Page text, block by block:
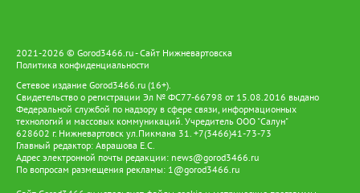
2021-2026 © Gorod3466.ru - Сайт Нижневартовска
Политика конфиденциальности
Сетевое издание Gorod3466.ru (16+).
Свидетельство о регистрации Эл № ФС77-66798 от 15.08.2016 выдано
Федеральной службой по надзору в сфере связи, информационных
технологий и массовых коммуникаций. Учредитель ООО "Салун"
628602 г. Нижневартовск ул.Пикмана 31. +7(3466)41-73-73
Главный редактор: Аврашова Е.С.
Адрес электронной почты редакции: news@gorod3466.ru
По вопросам размещения рекламы: 1@gorod3466.ru